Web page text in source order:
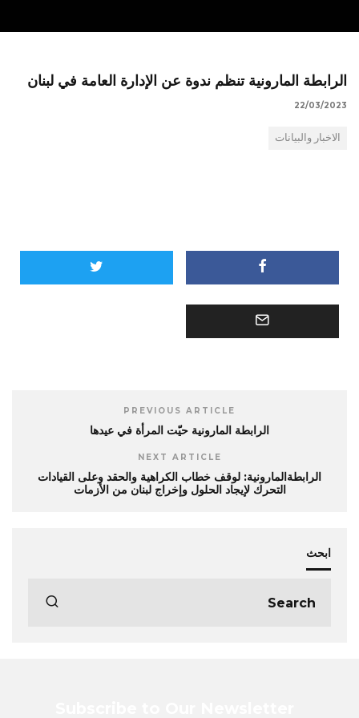
الرابطة المارونية تنظم ندوة عن الإدارة العامة في لبنان
22/03/2023
الاخبار والبيانات
PREVIOUS ARTICLE
الرابطة المارونية حيّت المرأة في عيدها
NEXT ARTICLE
الرابطةالمارونية: لوقف خطاب الكراهية والحقد وعلى القيادات
التحرك لإيجاد الحلول وإخراج لبنان من الأزمات
ابحث